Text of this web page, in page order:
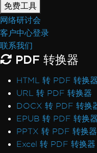
文本提取顺序
失败
PDF元数据
使用CSS添加
PDF/UA 合
虚拟路径保存
免费工具
网络研讨会
客户中心登录
联系我们
PDF 转换器
HTML 转 PDF 转换器
URL 转 PDF 转换器
DOCX 转 PDF 转换
EPUB 转 PDF 转换器
PPTX 转 PDF 转换器
Excel 转 PDF 转换器